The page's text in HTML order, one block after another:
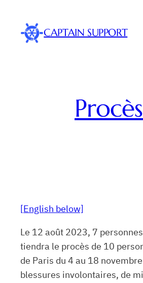
content
CAPTAIN SUPPORT
[English below]
Le 12 août 2023, 7
tiendra le procès de 10
de Paris du 4 au 18
blessures involontaires, de